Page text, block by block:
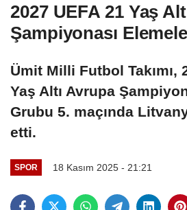
2027 UEFA 21 Yaş
Şampiyonası
Ümit Milli Futbol Takımı,
Yaş Altı Avrupa
Grubu 5. maçında
etti.
SPOR 18 Kasım 2025 - 21:21